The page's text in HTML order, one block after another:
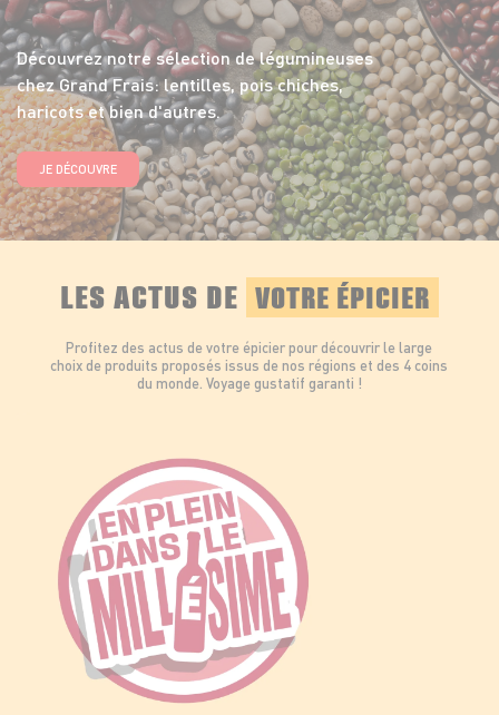
Découvrez notre sélection de légumineuses
chez Grand Frais: lentilles, pois chiches,
haricots et bien d'autres.
JE DÉCOUVRE
LES ACTUS DE VOTRE ÉPICIER
Profitez des actus de votre épicier pour découvrir le large
choix de produits proposés issus de nos régions et des 4 coins
du monde. Voyage gustatif garanti !